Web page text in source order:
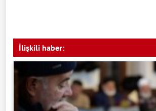
İlişkili haber: